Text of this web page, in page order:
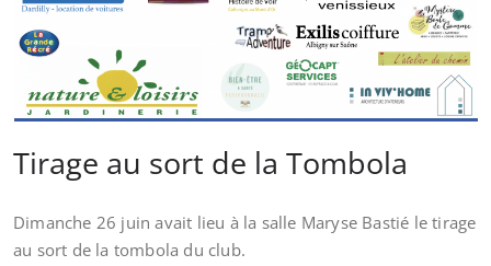
Tirage au sort de la Tombola
Dimanche 26 juin avait lieu à la salle Maryse Bastié le tirage
au sort de la tombola du club.